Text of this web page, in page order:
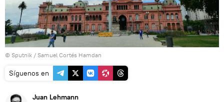
© Sputnik / Samuel Cortés Hamdan
Síguenos en
Juan Lehmann